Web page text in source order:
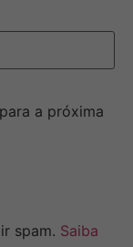
a próxima
spam. Saiba